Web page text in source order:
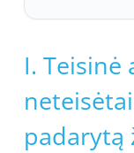
I. Teisinė
padarytą